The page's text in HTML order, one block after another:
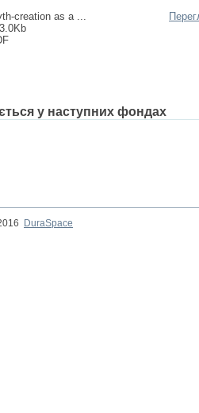
creation as a ...
у наступних фондах
DuraSpace